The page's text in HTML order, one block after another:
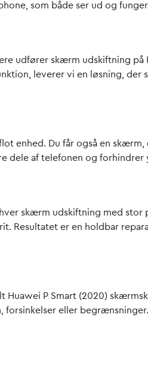
som både ser ud og
udfører skærm udskiftning på
leverer vi en løsning, der
enhed. Du får også en
dele af telefonen og forhindrer
skærm udskiftning med
Resultatet er en holdbar
Huawei P Smart (2020)
eller begrænsninger.